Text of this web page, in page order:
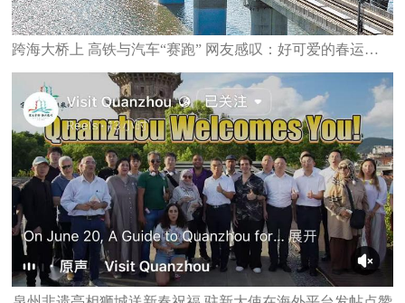
跨海大桥上 高铁与汽车“赛跑” 网友感叹：好可爱的春运图景